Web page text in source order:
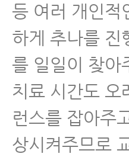
등 여러 개인적
하게 추나를 진
를 일일이 찾아
치료 시간도 오
런스를 잡아주
상시켜주므로